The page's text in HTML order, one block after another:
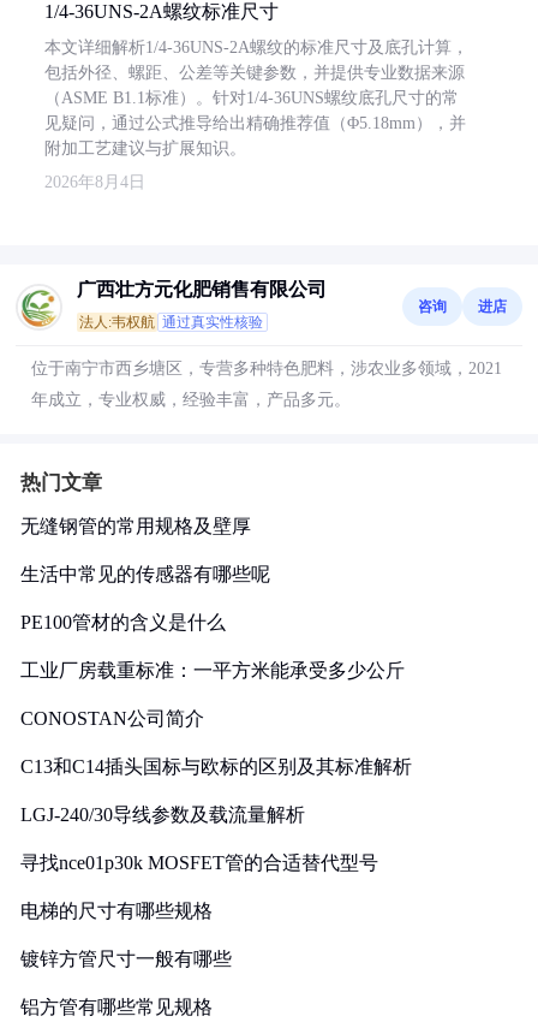
1/4-36UNS-2A螺纹标准尺寸
本文详细解析1/4-36UNS-2A螺纹的标准尺寸及底孔计算，
包括外径、螺距、公差等关键参数，并提供专业数据来源
（ASME B1.1标准）。针对1/4-36UNS螺纹底孔尺寸的常
见疑问，通过公式推导给出精确推荐值（Φ5.18mm），并
附加工艺建议与扩展知识。
2026年8月4日
广西壮方元化肥销售有限公司
法人:韦权航 通过真实性核验
咨询 进店
位于南宁市西乡塘区，专营多种特色肥料，涉农业多领域，2021
年成立，专业权威，经验丰富，产品多元。
热门文章
无缝钢管的常用规格及壁厚
生活中常见的传感器有哪些呢
PE100管材的含义是什么
工业厂房载重标准：一平方米能承受多少公斤
CONOSTAN公司简介
C13和C14插头国标与欧标的区别及其标准解析
LGJ-240/30导线参数及载流量解析
寻找nce01p30k MOSFET管的合适替代型号
电梯的尺寸有哪些规格
镀锌方管尺寸一般有哪些
铝方管有哪些常见规格